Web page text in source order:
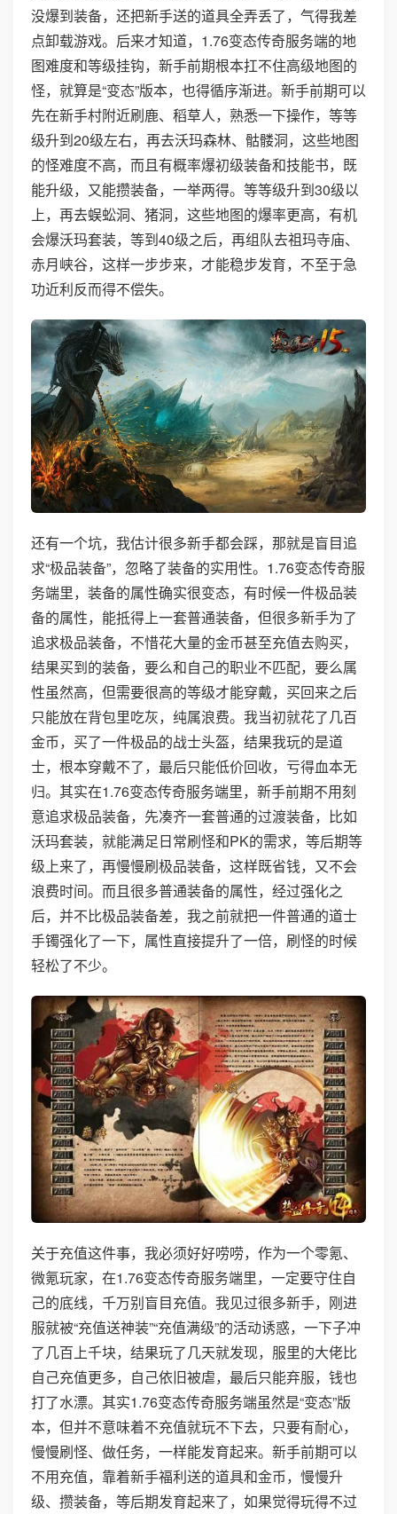
没爆到装备，还把新手送的道具全弄丢了，气得我差
点卸载游戏。后来才知道，1.76变态传奇服务端的地
图难度和等级挂钩，新手前期根本扛不住高级地图的
怪，就算是“变态”版本，也得循序渐进。新手前期可以
先在新手村附近刷鹿、稻草人，熟悉一下操作，等等
级升到20级左右，再去沃玛森林、骷髅洞，这些地图
的怪难度不高，而且有概率爆初级装备和技能书，既
能升级，又能攒装备，一举两得。等等级升到30级以
上，再去蜈蚣洞、猪洞，这些地图的爆率更高，有机
会爆沃玛套装，等到40级之后，再组队去祖玛寺庙、
赤月峡谷，这样一步步来，才能稳步发育，不至于急
功近利反而得不偿失。
还有一个坑，我估计很多新手都会踩，那就是盲目追
求“极品装备”，忽略了装备的实用性。1.76变态传奇服
务端里，装备的属性确实很变态，有时候一件极品装
备的属性，能抵得上一套普通装备，但很多新手为了
追求极品装备，不惜花大量的金币甚至充值去购买，
结果买到的装备，要么和自己的职业不匹配，要么属
性虽然高，但需要很高的等级才能穿戴，买回来之后
只能放在背包里吃灰，纯属浪费。我当初就花了几百
金币，买了一件极品的战士头盔，结果我玩的是道
士，根本穿戴不了，最后只能低价回收，亏得血本无
归。其实在1.76变态传奇服务端里，新手前期不用刻
意追求极品装备，先凑齐一套普通的过渡装备，比如
沃玛套装，就能满足日常刷怪和PK的需求，等后期等
级上来了，再慢慢刷极品装备，这样既省钱，又不会
浪费时间。而且很多普通装备的属性，经过强化之
后，并不比极品装备差，我之前就把一件普通的道士
手镯强化了一下，属性直接提升了一倍，刷怪的时候
轻松了不少。
关于充值这件事，我必须好好唠唠，作为一个零氪、
微氪玩家，在1.76变态传奇服务端里，一定要守住自
己的底线，千万别盲目充值。我见过很多新手，刚进
服就被“充值送神装”“充值满级”的活动诱惑，一下子冲
了几百上千块，结果玩了几天就发现，服里的大佬比
自己充值更多，自己依旧被虐，最后只能弃服，钱也
打了水漂。其实1.76变态传奇服务端虽然是“变态”版
本，但并不意味着不充值就玩不下去，只要有耐心，
慢慢刷怪、做任务，一样能发育起来。新手前期可以
不用充值，靠着新手福利送的道具和金币，慢慢升
级、攒装备，等后期发育起来了，如果觉得玩得不过